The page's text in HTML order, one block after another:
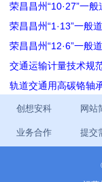
荣昌昌州“10·27”一
荣昌昌州“1·13”一般
荣昌昌州“12·6”一般
交通运输计量技术规
轨道交通用高碳铬轴
创想安科 网站
业务合作 提交